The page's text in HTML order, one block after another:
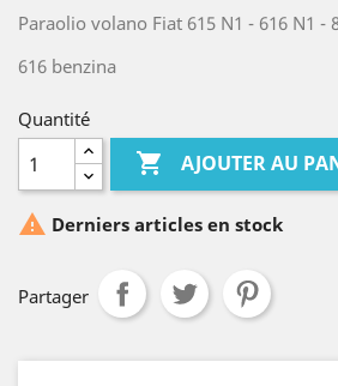
Paraolio volano Fiat 615 N1 - 616 N1 -
616 benzina
Quantité
 AJOUTER AU
 Derniers articles en stock
Partager